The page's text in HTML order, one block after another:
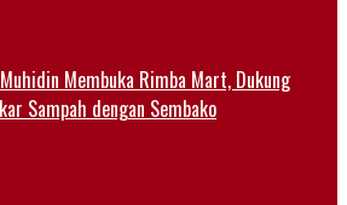
Membuka Rimba Mart, Dukung
Sampah dengan Sembako